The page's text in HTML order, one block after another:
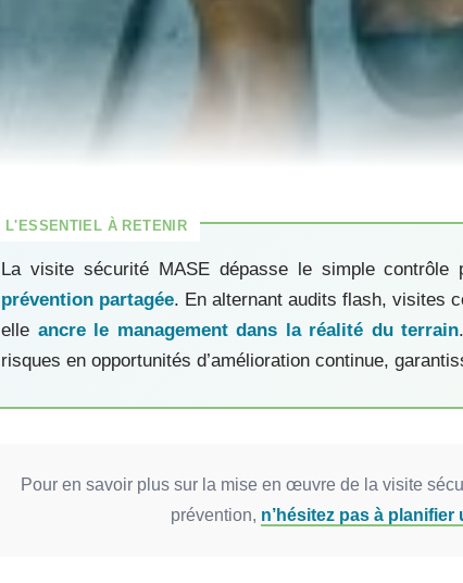
La visite sécurité MASE dépasse le simple contrôle
prévention partagée. En alternant audits flash, visites
elle ancre le management dans la réalité du terrain
risques en opportunités d’amélioration continue,
Pour en savoir plus sur la mise en œuvre de la visite
prévention, n’hésitez pas à